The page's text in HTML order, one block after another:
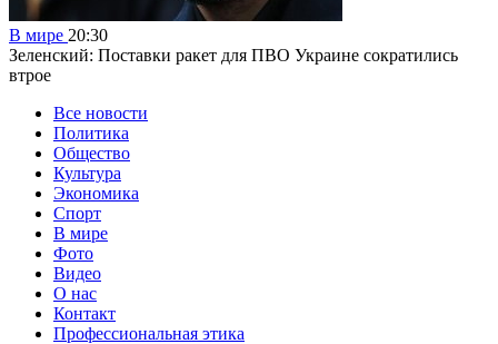
В мире 20:30
Зеленский: Поставки ракет для ПВО Украине сократились
втрое
Все новости
Политика
Общество
Культура
Экономика
Спорт
В мире
Фото
Видео
О нас
Контакт
Профессиональная этика